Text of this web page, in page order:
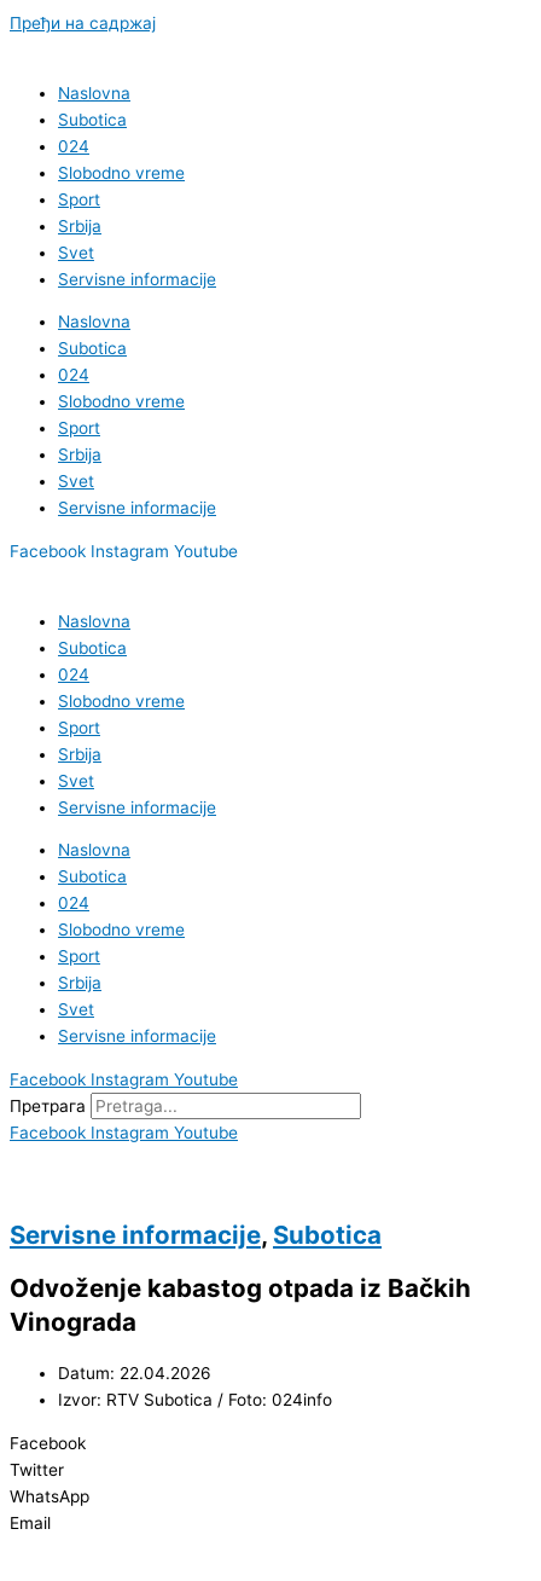
Пређи на садржај
Naslovna
Subotica
024
Slobodno vreme
Sport
Srbija
Svet
Servisne informacije
Naslovna
Subotica
024
Slobodno vreme
Sport
Srbija
Svet
Servisne informacije
Facebook Instagram Youtube
Naslovna
Subotica
024
Slobodno vreme
Sport
Srbija
Svet
Servisne informacije
Naslovna
Subotica
024
Slobodno vreme
Sport
Srbija
Svet
Servisne informacije
Facebook Instagram Youtube
Претрага
Facebook Instagram Youtube
Servisne informacije, Subotica
Odvoženje kabastog otpada iz Bačkih
Vinograda
Datum: 22.04.2026
Izvor: RTV Subotica / Foto: 024info
Facebook
Twitter
WhatsApp
Email